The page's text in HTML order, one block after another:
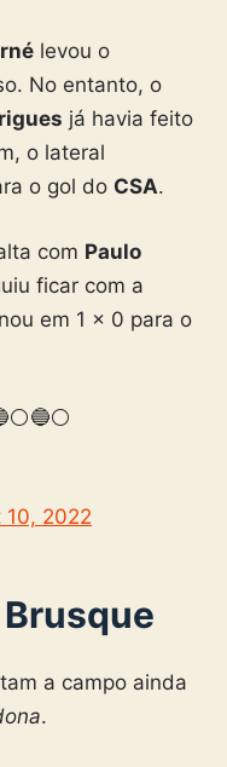
levou o
No entanto, o
já havia feito
o lateral
o gol do CSA.
com Paulo
ficar com a
em 1 x 0 para o
10, 2022
Brusque
a campo ainda
.